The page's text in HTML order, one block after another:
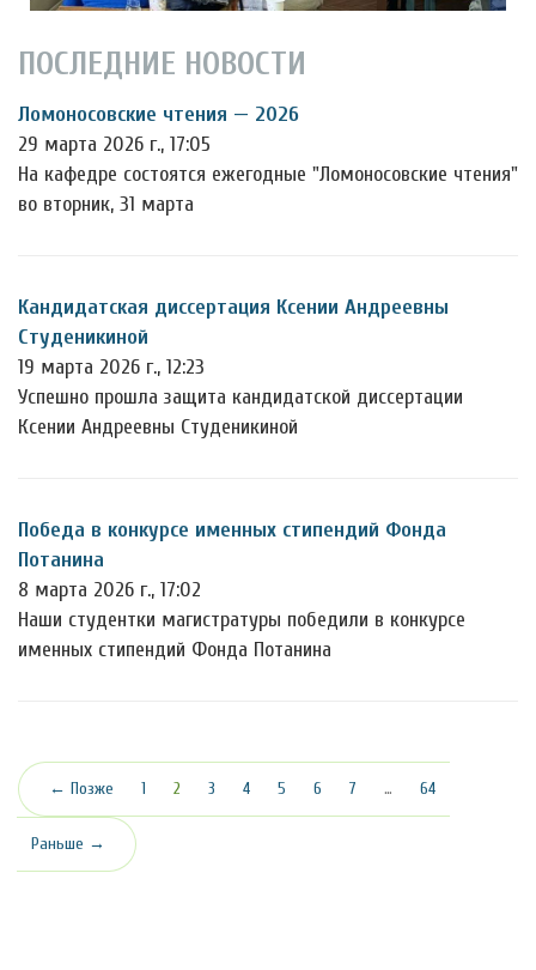
ПОСЛЕДНИЕ НОВОСТИ
Ломоносовские чтения — 2026
29 марта 2026 г., 17:05
На кафедре состоятся ежегодные "Ломоносовские чтения"
во вторник, 31 марта
Кандидатская диссертация Ксении Андреевны
Студеникиной
19 марта 2026 г., 12:23
Успешно прошла защита кандидатской диссертации
Ксении Андреевны Студеникиной
Победа в конкурсе именных стипендий Фонда
Потанина
8 марта 2026 г., 17:02
Наши студентки магистратуры победили в конкурсе
именных стипендий Фонда Потанина
← Позже 1 2 (текущая)
3 4 5 6 7 … 64
Раньше →